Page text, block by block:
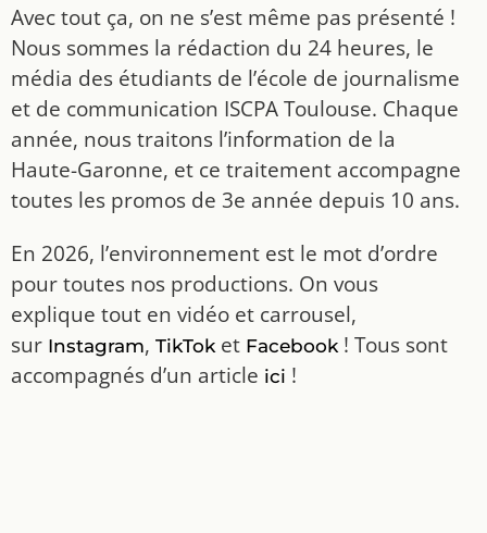
Avec tout ça, on ne s’est même pas présenté !
Nous sommes la rédaction du 24 heures, le
média des étudiants de l’école de journalisme
et de communication ISCPA Toulouse. Chaque
année, nous traitons l’information de la
Haute-Garonne, et ce traitement accompagne
toutes les promos de 3e année depuis 10 ans.
En 2026, l’environnement est le mot d’ordre
pour toutes nos productions. On vous
explique tout en vidéo et carrousel,
sur Instagram, TikToket Facebook! Tous sont
accompagnés d’un article ici !